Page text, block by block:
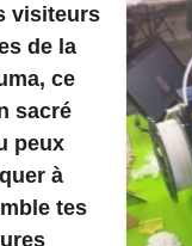
visiteurs
de la
ce
sacré
peux
à
tes